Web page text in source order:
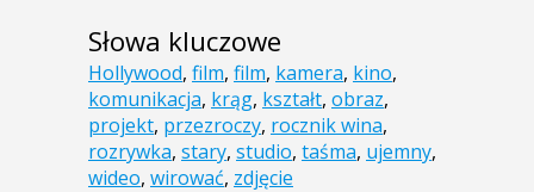
Słowa kluczowe
Hollywood, film, film, kamera, kino,
komunikacja, krąg, kształt, obraz,
projekt, przezroczy, rocznik wina,
rozrywka, stary, studio, taśma, ujemny,
wideo, wirować, zdjęcie